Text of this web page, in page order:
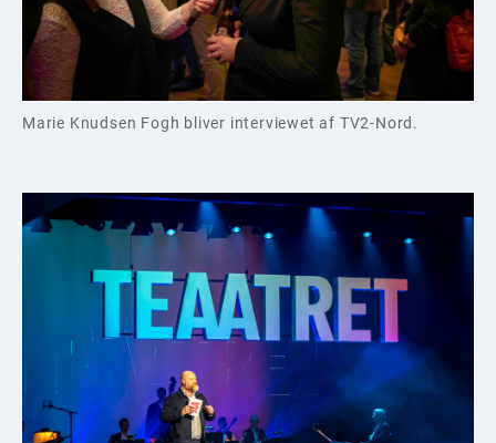
Marie Knudsen Fogh bliver interviewet af TV2-Nord.